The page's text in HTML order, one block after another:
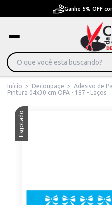
Ganhe 5% OFF
Início > Decoupage > Adesivo de
Pintura 04x30 cm OPA - 187 - Laços
Esgotado